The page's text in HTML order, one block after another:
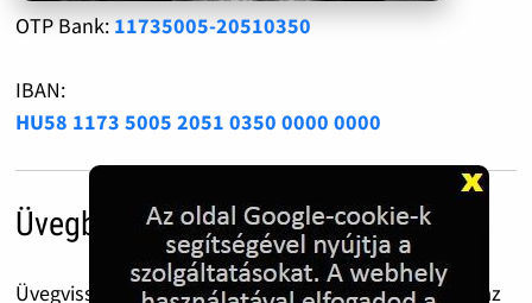
OTP Bank: 11735005-20510350
IBAN:
HU58 1173 5005 2051 0350 0000 0000
Üvegbetét díj
Üvegvisszaváltás előtt ezt a QR kódot csippantsd le az